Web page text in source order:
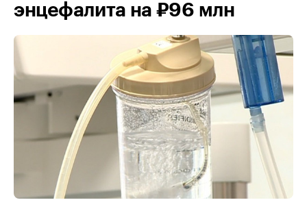
энцефалита на ₽96 млн